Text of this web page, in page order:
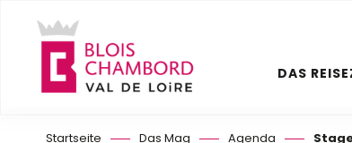
contenu
principal
DAS
Startseite Das Mag Agenda